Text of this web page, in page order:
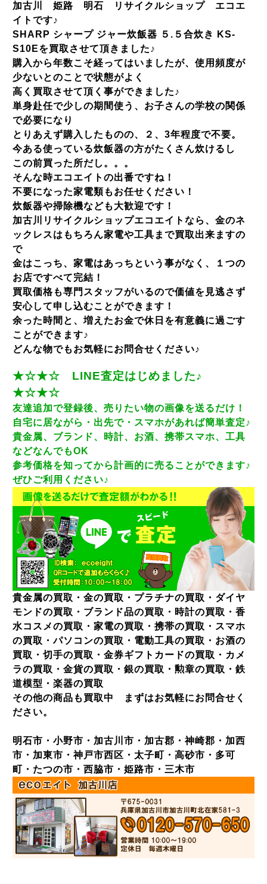
加古川 姫路 明石 リサイクルショップ エコエ
イトです♪
SHARP シャープ ジャー炊飯器 ５.５合炊き KS-
S10Eを買取させて頂きました♪
購入から年数こそ経ってはいましたが、使用頻度が
少ないとのことで状態がよく
高く買取させて頂く事ができました♪
単身赴任で少しの期間使う、お子さんの学校の関係
で必要になり
とりあえず購入したものの、２、3年程度で不要。
今ある使っている炊飯器の方がたくさん炊けるし
この前買った所だし。。。
そんな時エコエイトの出番ですね！
不要になった家電類もお任せください！
炊飯器や掃除機なども大歓迎です！
加古川リサイクルショップエコエイトなら、金のネ
ックレスはもちろん家電や工具まで買取出来ますの
で
金はこっち、家電はあっちという事がなく、１つの
お店ですべて完結！
買取価格も専門スタッフがいるので価値を見逃さず
安心して申し込むことができます！
余った時間と、増えたお金で休日を有意義に過ごす
ことができます♪
どんな物でもお気軽にお問合せください♪
★☆★☆ LINE査定はじめました♪
★☆★☆
友達追加で登録後、売りたい物の画像を送るだけ！
自宅に居ながら・出先で・スマホがあれば簡単査定♪
貴金属、ブランド、時計、お酒、携帯スマホ、工具
などなんでもOK
参考価格を知ってから計画的に売ることができます♪
ぜひご利用ください♪
貴金属の買取・金の買取・プラチナの買取・ダイヤ
モンドの買取・ブランド品の買取・時計の買取・香
水コスメの買取・家電の買取・携帯の買取・スマホ
の買取・パソコンの買取・電動工具の買取・お酒の
買取・切手の買取・金券ギフトカードの買取・カメ
ラの買取・金貨の買取・銀の買取・勲章の買取・鉄
道模型・楽器の買取
その他の商品も買取中 まずはお気軽にお問合せく
ださい。
明石市・小野市・加古川市・加古郡・神崎郡・加西
市・加東市・神戸市西区・太子町・高砂市・多可
町・たつの市・西脇市・姫路市・三木市